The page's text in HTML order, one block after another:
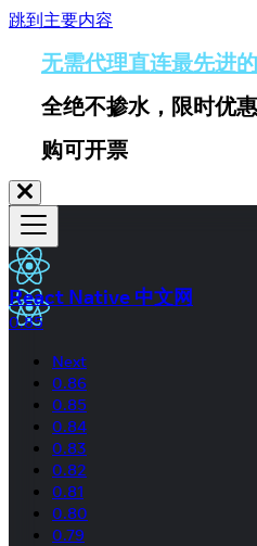
跳到主要内容
无需代理直连最先进
全绝不掺水，限时优
购可开票
React Native 中文网
0.85
Next
0.86
0.85
0.84
0.83
0.82
0.81
0.80
0.79